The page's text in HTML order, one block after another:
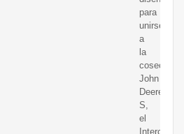
para
unirse
a
la
John
Deere
S,
el
Interceptor